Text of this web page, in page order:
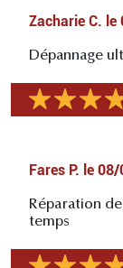
Zacharie C. le
Dépannage
Fares P. le 08/
Réparation
temps